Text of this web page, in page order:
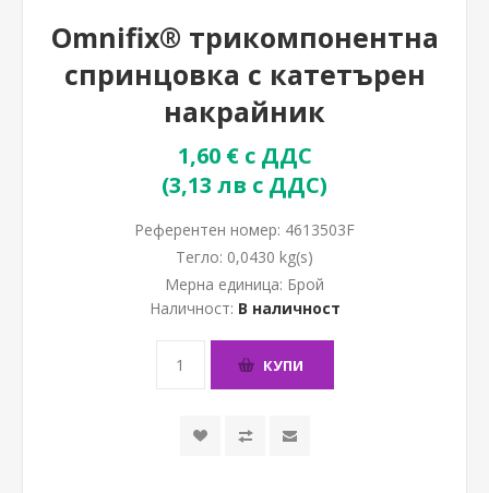
Omnifix® трикомпонентна
спринцовка с катетърен
накрайник
1,60 € с ДДС
(3,13 лв с ДДС)
Референтен номер: 4613503F
Тегло: 0,0430 kg(s)
Мерна единица: Брой
Наличност: В наличност
КУПИ